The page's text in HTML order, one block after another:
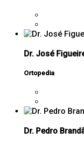
Dr. José
Ortopedia
Dr. Pedro